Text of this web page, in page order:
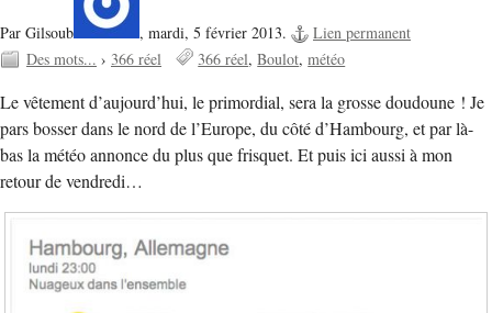
Par Gilsoub , mardi, 5 février 2013.
Lien permanent
Des mots... › 366 réel 366 réel Boulot météo
Le vêtement d’aujourd’hui, le primordial, sera la grosse doudoune ! Je
pars bosser dans le nord de l’Europe, du côté d’Hambourg, et par là-
bas la météo annonce du plus que frisquet. Et puis ici aussi à mon
retour de vendredi…